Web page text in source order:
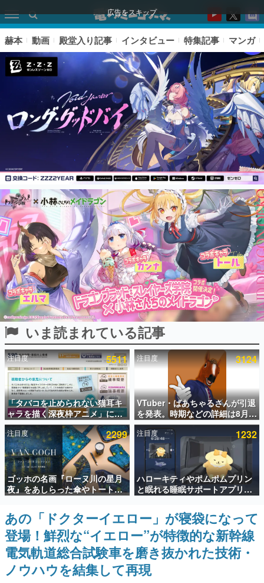
広告をスキップ
ピックアップ
電ファミのいま読まれている記事ランキング
アプリセール情報
インタビュー
連載・特集一覧
殿堂入り記事
SNS拡散数が数千以上！ ページビュー数万以上！ などな
ど。多くの人々に読まれた、電ファミ渾身の“殿堂入り”記
事をまとめました。
ゲームの企画書
名作ゲームクリエイターの方々に製作時のエピソードをお
聞きし、ヒットする企画（ゲーム）とは何か？を探ってい
きます。
赫本
この物語を解いてはいけない。『赫本』は、〈試験問題〉
の形をした短編ホラー小説集です。
新世代に訊く
これからのデジタルゲーム市場を担う若きクリエイター達
の姿を追い、彼らのルーツと情熱を探っていきます。
ゲーム世代の作家たち
ゲームに多大な影響を受けた作家さんに取材し、ゲームが
日本のコンテンツ産業やカルチャーに与えた影響を探る企
画です。
日本モバイルゲーム産業史
日本のモバイルゲーム史における主要なトピック・タイト
赫本 動画 殿堂入り記事 インタビュー 特集記事 マンガ
いま読まれている記事
注目度 5511
「タバコを止められない猫耳キ
ャラを描く深夜枠アニメ」に視
聴者の一部から批判意見。違法
薬物の使用と思しき描写も含め
て、BPOが議論を交わす
注目度 3124
VTuber・ばあちゃるさんが引退
を発表。時期などの詳細は8月9
日15時からの配信で説明
注目度 2299
ゴッホの名画『ローヌ川の星月
夜』をあしらった傘やトートバ
ッグなどが登場。8月7日21時よ
り2日間限定で予約販売
注目度 1232
ハローキティやポムポムプリン
と眠れる睡眠サポートアプリ
『ゆめたび』が配信中。キャラ
ごとのASMRや目覚ましアラー
ムも搭載
あの「ドクターイエロー」が寝袋になって
登場！鮮烈な“イエロー”が特徴的な新幹線
電気軌道総合試験車を磨き抜かれた技術・
ノウハウを結集して再現